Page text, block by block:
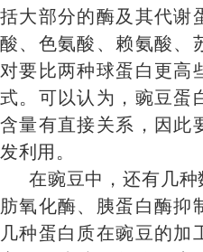
括大部分的酶及其代谢
酸、色氨酸、赖氨酸、
对要比两种球蛋白更高
式。可以认为，豌豆蛋
含量有直接关系，因此
发利用。
在豌豆中，还有几
肪氧化酶、胰蛋白酶抑
几种蛋白质在豌豆的加